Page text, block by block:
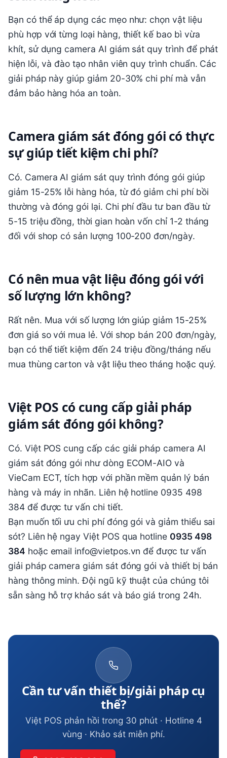
Bạn có thể áp dụng các mẹo như: chọn vật liệu
phù hợp với từng loại hàng, thiết kế bao bì vừa
khít, sử dụng camera AI giám sát quy trình để phát
hiện lỗi, và đào tạo nhân viên quy trình chuẩn. Các
giải pháp này giúp giảm 20-30% chi phí mà vẫn
đảm bảo hàng hóa an toàn.
Camera giám sát đóng gói có thực
sự giúp tiết kiệm chi phí?
Có. Camera AI giám sát quy trình đóng gói giúp
giảm 15-25% lỗi hàng hóa, từ đó giảm chi phí bồi
thường và đóng gói lại. Chi phí đầu tư ban đầu từ
5-15 triệu đồng, thời gian hoàn vốn chỉ 1-2 tháng
đối với shop có sản lượng 100-200 đơn/ngày.
Có nên mua vật liệu đóng gói với
số lượng lớn không?
Rất nên. Mua với số lượng lớn giúp giảm 15-25%
đơn giá so với mua lẻ. Với shop bán 200 đơn/ngày,
bạn có thể tiết kiệm đến 24 triệu đồng/tháng nếu
mua thùng carton và vật liệu theo tháng hoặc quý.
Việt POS có cung cấp giải pháp
giám sát đóng gói không?
Có. Việt POS cung cấp các giải pháp camera AI
giám sát đóng gói như dòng ECOM-AIO và
VieCam ECT, tích hợp với phần mềm quản lý bán
hàng và máy in nhãn. Liên hệ hotline 0935 498
384 để được tư vấn chi tiết.
Bạn muốn tối ưu chi phí đóng gói và giảm thiểu sai
sót? Liên hệ ngay Việt POS qua hotline 0935 498
384 hoặc email info@vietpos.vn để được tư vấn
giải pháp camera giám sát đóng gói và thiết bị bán
hàng thông minh. Đội ngũ kỹ thuật của chúng tôi
sẵn sàng hỗ trợ khảo sát và báo giá trong 24h.
Cần tư vấn thiết bị/giải pháp cụ
thể?
Việt POS phản hồi trong 30 phút · Hotline 4
vùng · Khảo sát miễn phí.